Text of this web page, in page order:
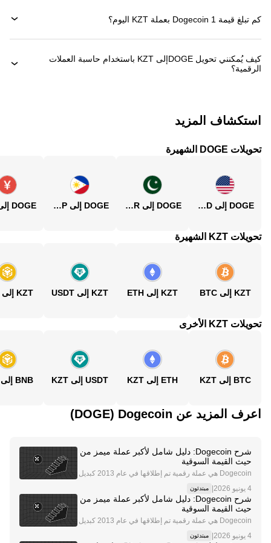
كم تبلغ قيمة 1 ‏Dogecoin بعملة ‏KZT اليوم؟
كيف يُمكنني تحويل ‏DOGEإلى ‏KZT باستخدام حاسبة العملات
الرقمية؟
استكشاف المزيد
تحويلات DOGE الشهيرة
DOGE إلى USD DOGE إلى PKR DOGE إلى PHP
تحويلات KZT الشهيرة
KZT إلى BTC KZT إلى ETH KZT إلى USDT KZT إلى BNB
تحويلات KZT الأخرى
BTC إلى KZT ETH إلى KZT USDT إلى KZT BNB إلى KZT
اعرف المزيد عن‏ Dogecoin (‏DOGE)
شرح Dogecoin: دليل شامل لأكبر عملة ميمز من
حيث القيمة السوقية
Dogecoin هي عملة رقمية تم إطلاقها في عام 2013 كبديل
لميمز هذه إلى بناء مجتمع إيجابي وداعم حول
مبتدئون
شرح Dogecoin: دليل شامل لأكبر عملة ميمز من
حيث القيمة السوقية
Dogecoin هي عملة رقمية تم إطلاقها في عام 2013 كبديل
مبتدئون